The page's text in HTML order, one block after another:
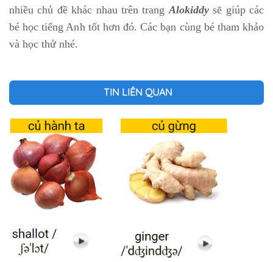
nhiều chủ đề khác nhau trên trangAlokiddysẽ giúp các
bé học tiếng Anh tốt hơn đó. Các bạn cùng bé tham khảo
và học thử nhé.
TIN LIÊN QUAN